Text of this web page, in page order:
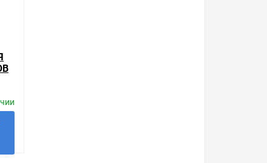
мы продаем, насчитывает десятки тысяч
сложно. Ассортимент – это то, чему мы
может быть для Вас и ниже так как у нас
от давно зарекомендовавших себя
для морских аквариумов T5
выгодную доставку в Ваш город или